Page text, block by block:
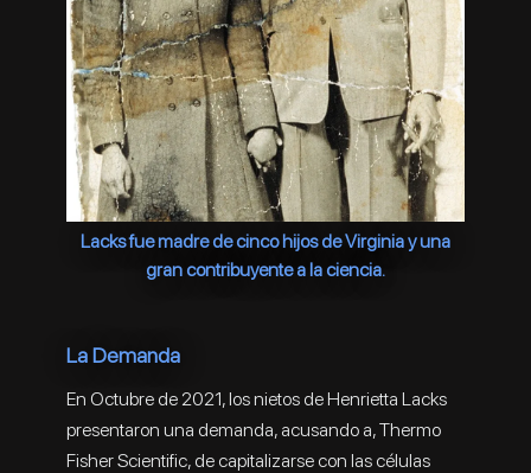
Lacks fue madre de cinco hijos de Virginia y una
gran contribuyente a la ciencia.
La Demanda
En Octubre de 2021, los nietos de Henrietta Lacks
presentaron una demanda, acusando a, Thermo
Fisher Scientific, de capitalizarse con las células